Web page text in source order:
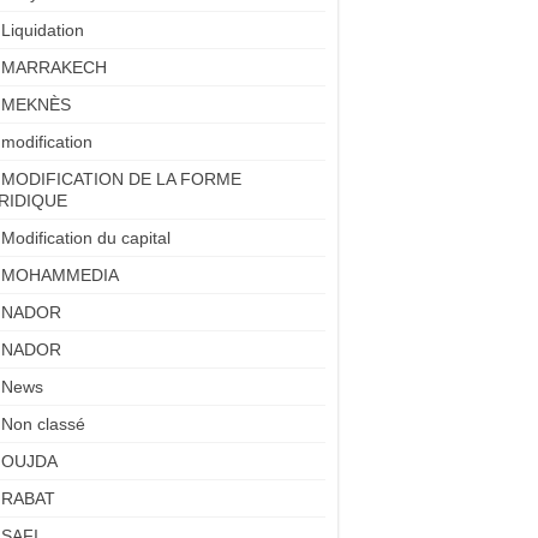
Liquidation
MARRAKECH
MEKNÈS
modification
MODIFICATION DE LA FORME
Modification du capital
MOHAMMEDIA
NADOR
NADOR
News
Non classé
OUJDA
RABAT